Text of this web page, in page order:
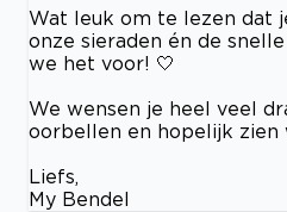
Wat leuk om te lezen dat
onze sieraden én de
we het voor! 🤍
We wensen je heel veel
oorbellen en hopelijk zien
Liefs,
My Bendel